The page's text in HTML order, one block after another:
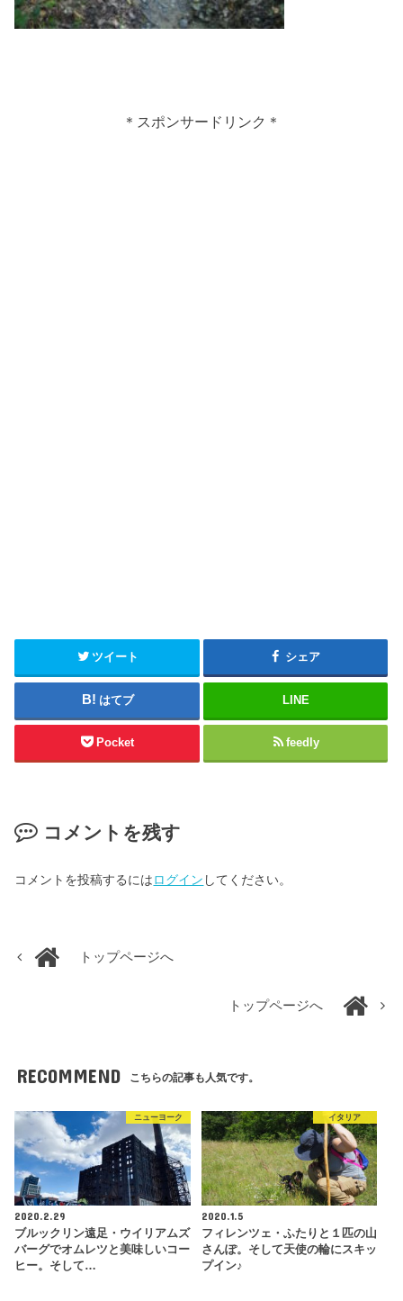
＊スポンサードリンク＊
ツイート シェア
はてブ LINE
Pocket feedly
コメントを残す
コメントを投稿するにはログイン してください。
トップページへ
トップページへ
RECOMMEND こちらの記事も人気です。
ニューヨーク
2020.2.29
ブルックリン遠足・ウイリアムズ
バーグでオムレツと美味しいコー
ヒー。そして…
イタリア
2020.1.5
フィレンツェ・ふたりと１匹の山
さんぽ。そして天使の輪にスキッ
プイン♪